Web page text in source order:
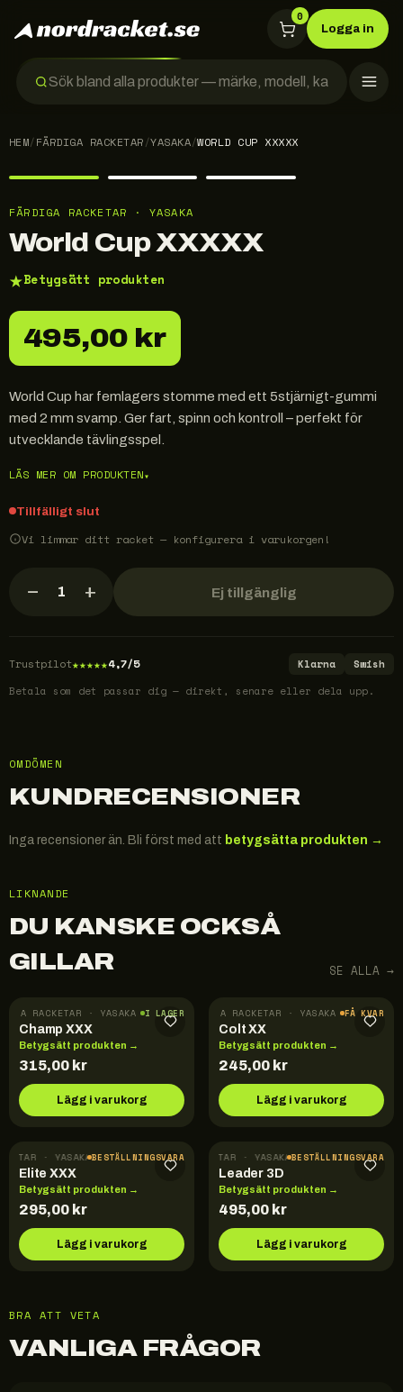
0
Logga in
HEM/FÄRDIGA RACKETAR/YASAKA/WORLD CUP XXXXX
FÄRDIGA RACKETAR · YASAKA
World Cup XXXXX
★Betygsätt produkten
495,00 kr
World Cup har femlagers stomme med ett 5stjärnigt-gummi
med 2 mm svamp. Ger fart, spinn och kontroll – perfekt för
utvecklande tävlingsspel.
LÄS MER OM PRODUKTEN▾
Tillfälligt slut
Vi limmar ditt racket — konfigurera i varukorgen!
− 1 + Ej tillgänglig
Trustpilot★★★★★4,7/5 Klarna
Swish
Betala som det passar dig — direkt, senare eller dela upp.
OMDÖMEN
KUNDRECENSIONER
Inga recensioner än. Bli först med att betygsätta produkten →
LIKNANDE
DU KANSKE OCKSÅ
GILLAR
SE ALLA →
RACKETAR · YASAKA I LAGER
Champ XXX
Betygsätt produkten →
315,00 kr
Lägg i varukorg
FÄRDIGA RACKETAR · YASAKA FÅ KVAR
Colt XX
Betygsätt produkten →
245,00 kr
Lägg i varukorg
· YASAKA BESTÄLLNINGSVARA
Elite XXX
Betygsätt produkten →
295,00 kr
Lägg i varukorg
FÄRDIGA RACKETAR · YASAKA BESTÄLLNINGSVARA
Leader 3D
Betygsätt produkten →
495,00 kr
Lägg i varukorg
BRA ATT VETA
VANLIGA FRÅGOR